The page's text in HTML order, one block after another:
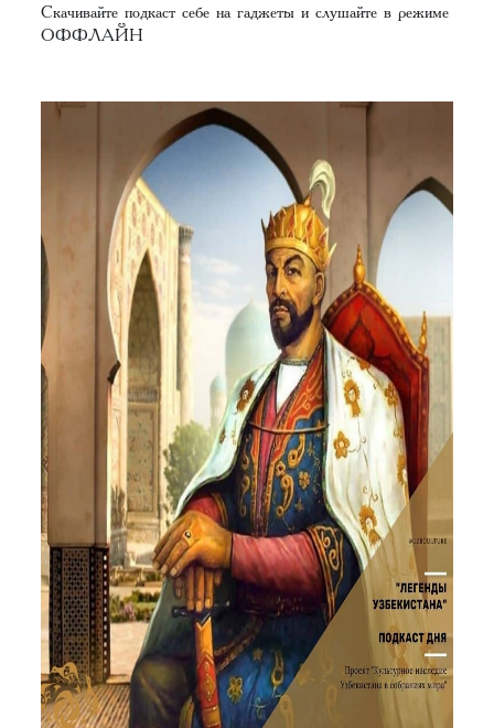
Скачивайте подкаст себе на гаджеты и слушайте в режиме
ОФФЛАЙН